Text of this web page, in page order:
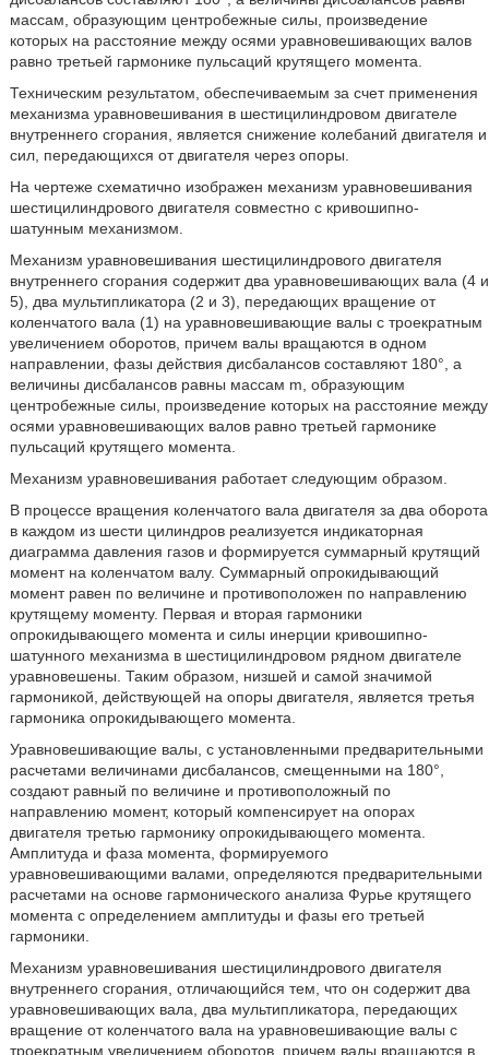
массам, образующим центробежные силы, произведение
которых на расстояние между осями уравновешивающих валов
равно третьей гармонике пульсаций крутящего момента.
Техническим результатом, обеспечиваемым за счет применения
механизма уравновешивания в шестицилиндровом двигателе
внутреннего сгорания, является снижение колебаний двигателя и
сил, передающихся от двигателя через опоры.
На чертеже схематично изображен механизм уравновешивания
шестицилиндрового двигателя совместно с кривошипно-
шатунным механизмом.
Механизм уравновешивания шестицилиндрового двигателя
внутреннего сгорания содержит два уравновешивающих вала (4 и
5), два мультипликатора (2 и 3), передающих вращение от
коленчатого вала (1) на уравновешивающие валы с троекратным
увеличением оборотов, причем валы вращаются в одном
направлении, фазы действия дисбалансов составляют 180°, а
величины дисбалансов равны массам m, образующим
центробежные силы, произведение которых на расстояние между
осями уравновешивающих валов равно третьей гармонике
пульсаций крутящего момента.
Механизм уравновешивания работает следующим образом.
В процессе вращения коленчатого вала двигателя за два оборота
в каждом из шести цилиндров реализуется индикаторная
диаграмма давления газов и формируется суммарный крутящий
момент на коленчатом валу. Суммарный опрокидывающий
момент равен по величине и противоположен по направлению
крутящему моменту. Первая и вторая гармоники
опрокидывающего момента и силы инерции кривошипно-
шатунного механизма в шестицилиндровом рядном двигателе
уравновешены. Таким образом, низшей и самой значимой
гармоникой, действующей на опоры двигателя, является третья
гармоника опрокидывающего момента.
Уравновешивающие валы, с установленными предварительными
расчетами величинами дисбалансов, смещенными на 180°,
создают равный по величине и противоположный по
направлению момент, который компенсирует на опорах
двигателя третью гармонику опрокидывающего момента.
Амплитуда и фаза момента, формируемого
уравновешивающими валами, определяются предварительными
расчетами на основе гармонического анализа Фурье крутящего
момента с определением амплитуды и фазы его третьей
гармоники.
Механизм уравновешивания шестицилиндрового двигателя
внутреннего сгорания, отличающийся тем, что он содержит два
уравновешивающих вала, два мультипликатора, передающих
вращение от коленчатого вала на уравновешивающие валы с
троекратным увеличением оборотов, причем валы вращаются в